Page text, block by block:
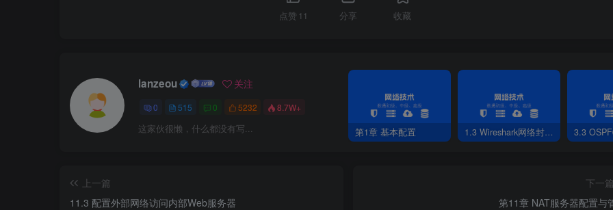
点赞 11 分享 收藏
lanzeou 关注
0 515 0 5232 8.7W+
这家伙很懒，什么都没有写... 第1章 基本配置 1.3 Wireshark网络封包分析软件 3.3 OSPF
上一篇
11.3 配置外部网络访问内部Web服务器
下一篇
第11章 NAT服务器配置与